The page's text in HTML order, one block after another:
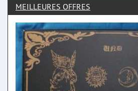
MEILLEURES OFFRES